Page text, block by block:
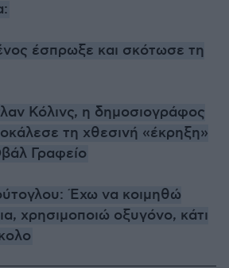
έσπρωξε και σκότωσε τη
Κόλινς, η δημοσιογράφος
τη χθεσινή «έκρηξη»
Γραφείο
Έχω να κοιμηθώ
χρησιμοποιώ οξυγόνο, κάτι